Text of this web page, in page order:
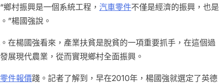
鄉村振興是一個系統工程， 汽車零件不僅是經濟的振興，也是
”楊國強說。
在楊國強看來，產業扶貧是脫貧的一項重要抓手，在這個過
展現代農業，從而實現鄉村全面振興。
件報價踐。記者了解到，早在2010年，楊國強就選定了英德